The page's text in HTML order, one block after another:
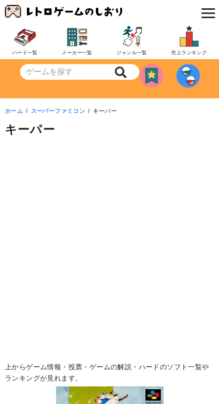
コ
ン
ツ
動
ハード一覧 メーカー一覧 ジャンル一覧 売上ランキング
ホーム スーパーファミコン キーパー
キーパー
上からゲーム情報・投票・ゲームの解説・ハードのソフト一覧や
ランキングが見れます。